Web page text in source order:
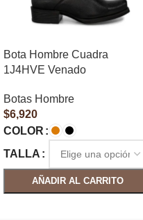
Bota Hombre Cuadra
1J4HVE Venado
Botas Hombre
$6,920
COLOR
TALLA
AÑADIR AL CARRITO